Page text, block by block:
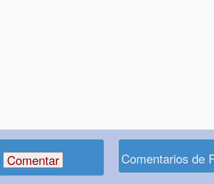
Comentarios de